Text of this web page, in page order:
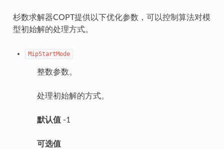
杉数求解器COPT提供以下优化参数，可以控制算法对模
型初始解的处理方式。
MipStartMode
整数参数。
处理初始解的方式。
默认值-1
可选值